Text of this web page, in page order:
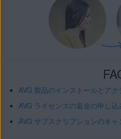
AVG 製品のインストールとアク
AVG ライセンスの返金の申し込
AVG サブスクリプションのキ